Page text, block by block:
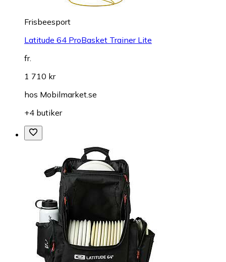
Frisbeesport
Latitude 64 ProBasket Trainer Lite
fr.
1 710 kr
hos Mobilmarket.se
+4 butiker